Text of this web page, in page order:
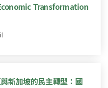
Transformation
新加坡的民主轉型：國